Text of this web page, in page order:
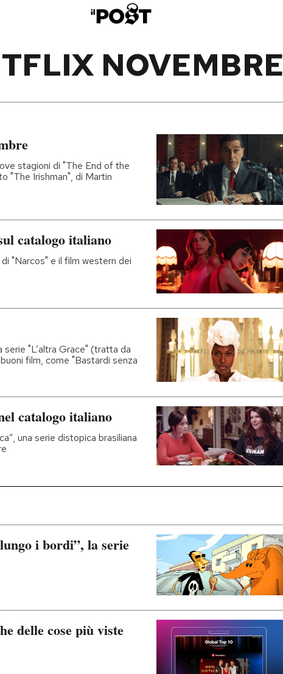
NOVEMBRE
stagioni di "The End of the
"The Irishman", di Martin
catalogo italiano
"Narcos" e il film western dei
"L’altra Grace" (tratta da
film, come "Bastardi senza
catalogo italiano
una serie distopica brasiliana
i bordi”, la serie
delle cose più viste